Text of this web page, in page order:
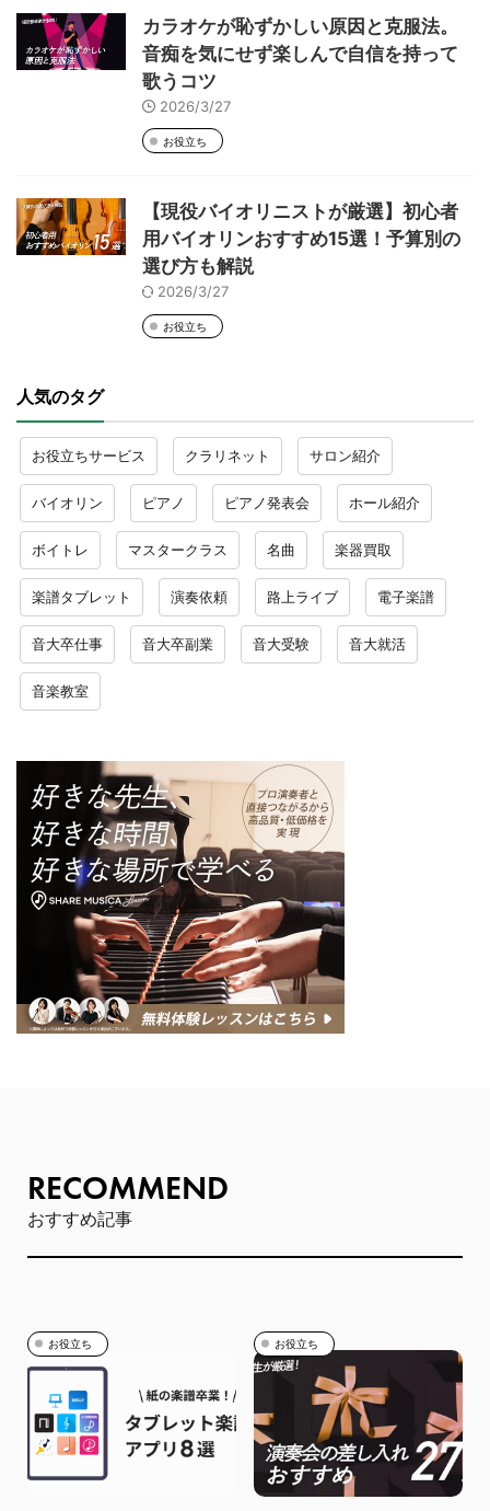
カラオケが恥ずかしい原因と克服法。
音痴を気にせず楽しんで自信を持って
歌うコツ
2026/3/27
お役立ち
【現役バイオリニストが厳選】初心者
用バイオリンおすすめ15選！予算別の
選び方も解説
2026/3/27
お役立ち
人気のタグ
お役立ちサービス クラリネット サロン紹介
バイオリン ピアノ ピアノ発表会 ホール紹介
ボイトレ マスタークラス 名曲 楽器買取
楽譜タブレット 演奏依頼 路上ライブ 電子楽譜
音大卒仕事 音大卒副業 音大受験 音大就活
音楽教室
RECOMMEND
おすすめ記事
お役立ち お役立ち